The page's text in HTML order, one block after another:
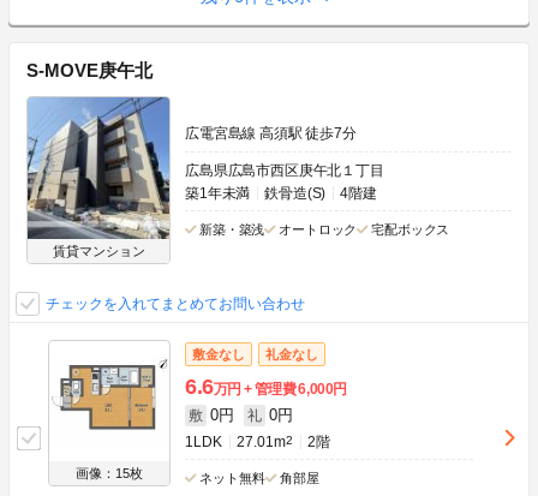
S-MOVE庚午北
賃貸マンション
広電宮島線 高須駅 徒歩7分
広島県広島市西区庚午北１丁目
築1年未満
鉄骨造(S) 4階建
新築・築浅 オートロック 宅配ボックス
チェックを入れてまとめてお問い合わせ
画像：15枚
敷金なし 礼金なし
6.6万円 管理費6,000円
敷 0円 礼 0円
1LDK 27.01m2 2階
ネット無料 角部屋